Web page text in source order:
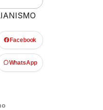
Facebook
WhatsApp